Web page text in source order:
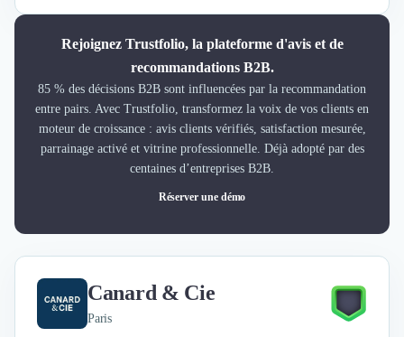
Rejoignez Trustfolio, la plateforme d'avis et de
recommandations B2B.
85 % des décisions B2B sont influencées par la recommandation
entre pairs. Avec Trustfolio, transformez la voix de vos clients en
moteur de croissance : avis clients vérifiés, satisfaction mesurée,
parrainage activé et vitrine professionnelle. Déjà adopté par des
centaines d’entreprises B2B.
Réserver une démo
Canard & Cie
Paris